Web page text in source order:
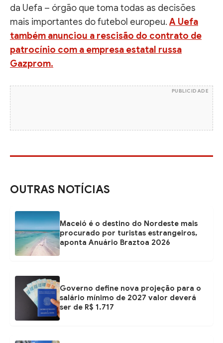
da Uefa – órgão que toma todas as decisões
mais importantes do futebol europeu. A Uefa
também anunciou a rescisão do contrato de
patrocínio com a empresa estatal russa
Gazprom.
PUBLICIDADE
OUTRAS NOTÍCIAS
Maceió é o destino do Nordeste mais
procurado por turistas estrangeiros,
aponta Anuário Braztoa 2026
Governo define nova projeção para o
salário mínimo de 2027 valor deverá
ser de R$ 1.717